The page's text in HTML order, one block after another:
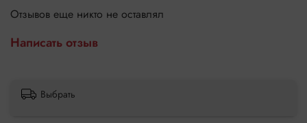
Отзывов еще никто не оставлял
Написать отзыв
Выбрать